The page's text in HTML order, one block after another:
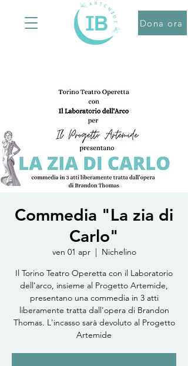
Dona ora
Commedia "La zia di
Carlo"
ven 01 apr
  |
Nichelino
Il Torino Teatro Operetta con il Laboratorio
dell'arco, insieme al Progetto Artemide,
presentano una commedia in 3 atti
liberamente tratta dall'opera di Brandon
Thomas. L'incasso sarà devoluto al Progetto
Artemide